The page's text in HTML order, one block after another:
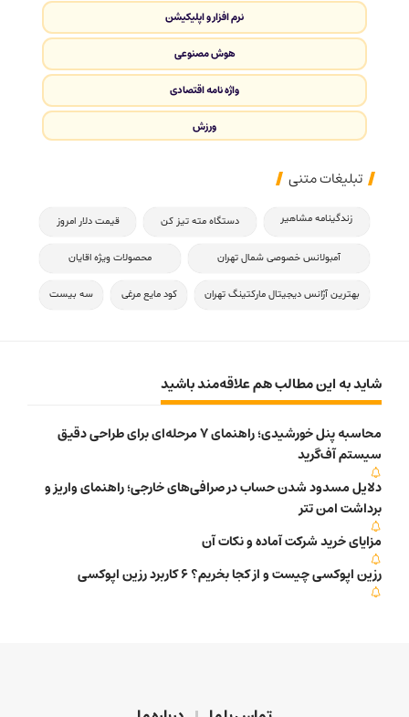
نرم افزار و اپلیکیشن
هوش مصنوعی
واژه نامه اقتصادی
ورزش
تبلیغات متنی
زندگینامه مشاهیر دستگاه مته تیز کن قیمت دلار امروز
آمبولانس خصوصی شمال تهران محصولات ویژه اقایان
بهترین آژانس دیجیتال مارکتینگ تهران کود مایع مرغی سه بیست
شاید به این مطالب هم علاقه‌مند باشید
محاسبه پنل خورشیدی؛ راهنمای 7 مرحله‌ای برای طراحی دقیق
سیستم آف‌گرید
دلایل مسدود شدن حساب در صرافی‌های خارجی؛ راهنمای واریز و
برداشت امن تتر
مزایای خرید شرکت آماده و نکات آن
رزین اپوکسی چیست و از کجا بخریم؟ 6 کاربرد رزین اپوکسی